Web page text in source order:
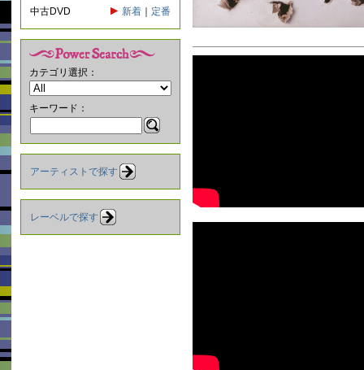
中古DVD
新着 定番
カテゴリ選択：
キーワード：
アーティストで探す
レーベルで探す